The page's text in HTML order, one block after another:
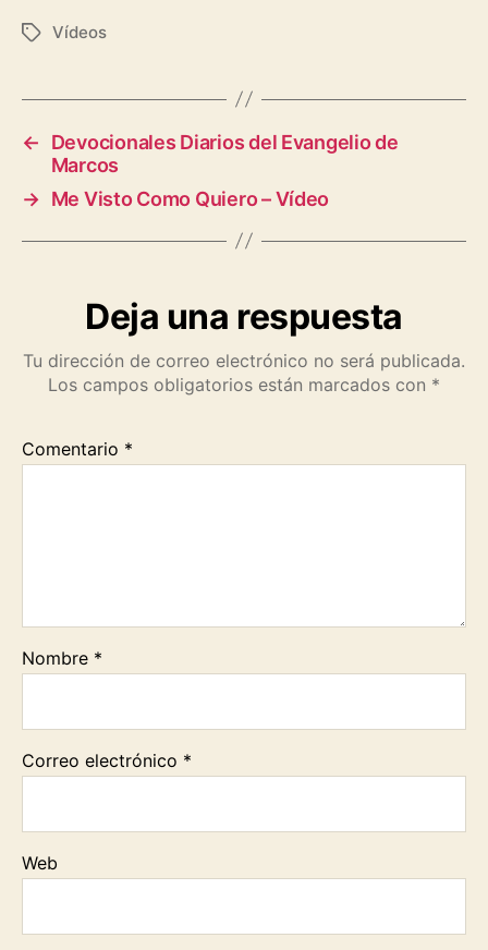
a
e
b
o
k
h
t
s
A
p
p
e
g
a
m
y
L
n
k
i
l
n
t
r
e
Etiquetas
Vídeos
←
Devocionales Diarios del Evangelio de
Marcos
→ Me Visto Como Quiero – Vídeo
Deja una respuesta
Tu dirección de correo electrónico no será publicada.
Los campos obligatorios están marcados con *
Comentario *
Nombre *
Correo electrónico *
Web